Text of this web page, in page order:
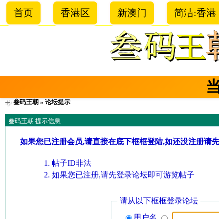
首页 香港区 新澳门 简洁:香港
叁码王朝 » 论坛提示
叁码王朝 提示信息
如果您已注册会员,请直接在底下框框登陆,如还没注册请
帖子ID非法
如果您已注册,请先登录论坛即可游览帖子
请从以下框框登录论坛
用户名